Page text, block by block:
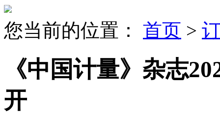
您当前的位置： 首页 >
《中国计量》杂志
开